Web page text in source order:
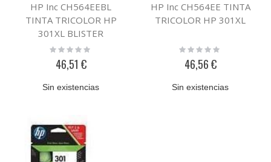
HP Inc CH564EEBL
TINTA TRICOLOR HP
301XL BLISTER
Rating:
46,51 €
Sin existencias
HP Inc CH564EE TINTA
TRICOLOR HP 301XL
Rating:
46,56 €
Sin existencias